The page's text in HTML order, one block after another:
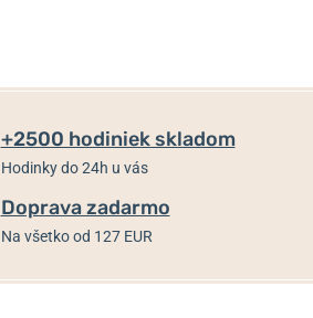
+2500 hodiniek skladom
Hodinky do 24h u vás
Doprava zadarmo
Na všetko od 127 EUR